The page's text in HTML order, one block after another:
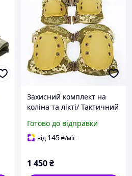
Захисний комплект на
коліна та лікті/ Тактичний
Наколінники+Налокітники
/ Піксель
Готово до відправки
від 145₴/міс
1 450₴